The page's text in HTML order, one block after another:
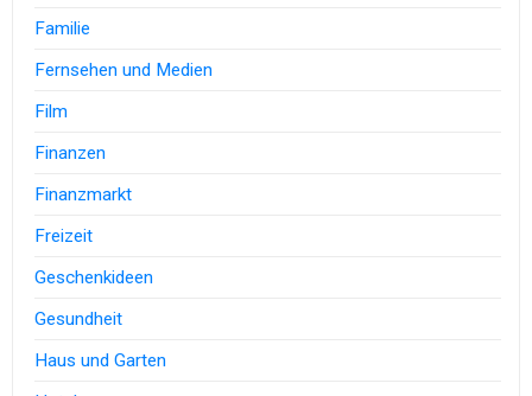
Familie
Fernsehen und Medien
Film
Finanzen
Finanzmarkt
Freizeit
Geschenkideen
Gesundheit
Haus und Garten